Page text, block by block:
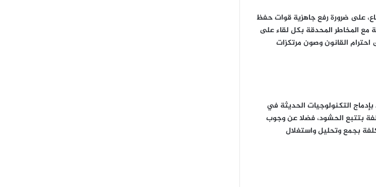
على ضرورة رفع جاهزية قوات حفظ
مع المخاطر المحدقة بكل لقاء على
القانون وصون مرتكزات
التكنولوجيات الحديثة في
بتتبع الحشود، فضلا عن وجوب
بجمع وتحليل واستغلال